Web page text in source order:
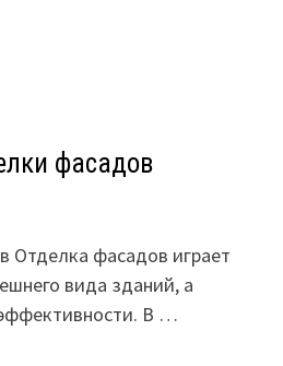
фасадов
Отделка фасадов играет
вида зданий, а
В …